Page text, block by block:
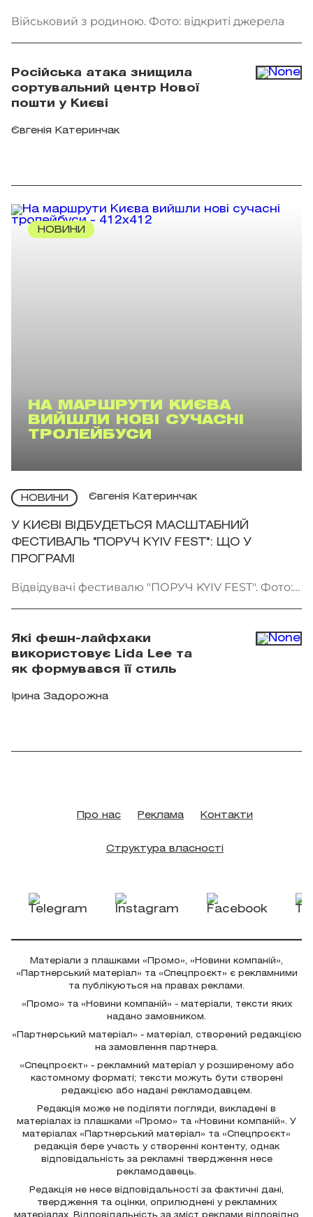
Військовий з родиною. Фото: відкриті джерела
Російська атака знищила
сортувальний центр Нової
пошти у Києві
Євгенія Катеринчак
НОВИНИ
НА МАРШРУТИ КИЄВА
ВИЙШЛИ НОВІ СУЧАСНІ
ТРОЛЕЙБУСИ
НОВИНИ Євгенія Катеринчак
У КИЄВІ ВІДБУДЕТЬСЯ МАСШТАБНИЙ
ФЕСТИВАЛЬ "ПОРУЧ KYIV FEST": ЩО У
ПРОГРАМІ
Відвідувачі фестивалю "ПОРУЧ KYIV FEST". Фото:
Які фешн-лайфхаки
використовує Lida Lee та
як формувався її стиль
Ірина Задорожна
Про нас Реклама Контакти
Структура власності
Матеріали з плашками «Промо», «Новини компаній»,
«Партнерський матеріал» та «Спецпроєкт» є рекламними
та публікуються на правах реклами.
«Промо» та «Новини компаній» - матеріали, тексти яких
надано замовником.
«Партнерський матеріал» - матеріал, створений редакцією
на замовлення партнера.
«Спецпроєкт» - рекламний матеріал у розширеному або
кастомному форматі; тексти можуть бути створені
редакцією або надані рекламодавцем.
Редакція може не поділяти погляди, викладені в
матеріалах із плашками «Промо» та «Новини компаній». У
матеріалах «Партнерський матеріал» та «Спецпроєкт»
редакція бере участь у створенні контенту, однак
відповідальність за рекламні твердження несе
рекламодавець.
Редакція не несе відповідальності за фактичні дані,
твердження та оцінки, оприлюднені у рекламних
матеріалах. Відповідальність за зміст реклами відповідно